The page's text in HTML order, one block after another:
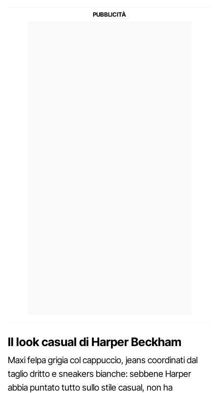
Il look casual di Harper Beckham
Maxi felpa grigia col cappuccio, jeans coordinati dal
taglio dritto e sneakers bianche: sebbene Harper
abbia puntato tutto sullo stile casual, non ha